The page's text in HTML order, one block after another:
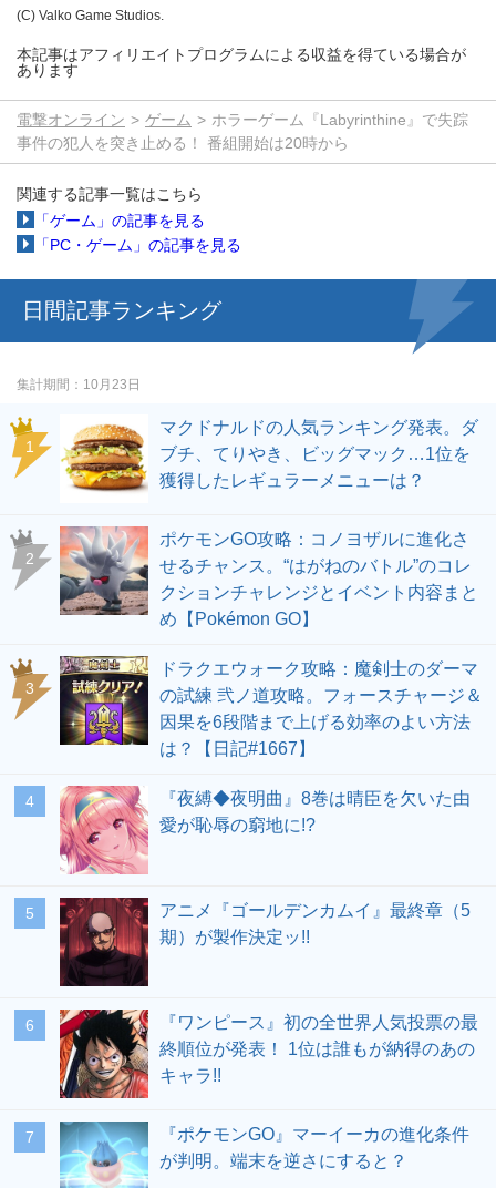
(C) Valko Game Studios.
本記事はアフィリエイトプログラムによる収益を得ている場合が
あります
電撃オンライン ゲーム
ホラーゲーム『Labyrinthine』で失踪
事件の犯人を突き止める！ 番組開始は20時から
関連する記事一覧はこちら
「ゲーム」の記事を見る
「PC・ゲーム」の記事を見る
日間記事ランキング
集計期間 10月23日
マクドナルドの人気ランキング発表。ダ
ブチ、てりやき、ビッグマック…1位を
獲得したレギュラーメニューは？
ポケモンGO攻略：コノヨザルに進化さ
せるチャンス。“はがねのバトル”のコレ
クションチャレンジとイベント内容まと
め【Pokémon GO】
ドラクエウォーク攻略：魔剣士のダーマ
の試練 弐ノ道攻略。フォースチャージ＆
因果を6段階まで上げる効率のよい方法
は？【日記#1667】
『夜縛◆夜明曲』8巻は晴臣を欠いた由
愛が恥辱の窮地に!?
アニメ『ゴールデンカムイ』最終章（5
期）が製作決定ッ!!
『ワンピース』初の全世界人気投票の最
終順位が発表！ 1位は誰もが納得のあの
キャラ!!
『ポケモンGO』マーイーカの進化条件
が判明。端末を逆さにすると？